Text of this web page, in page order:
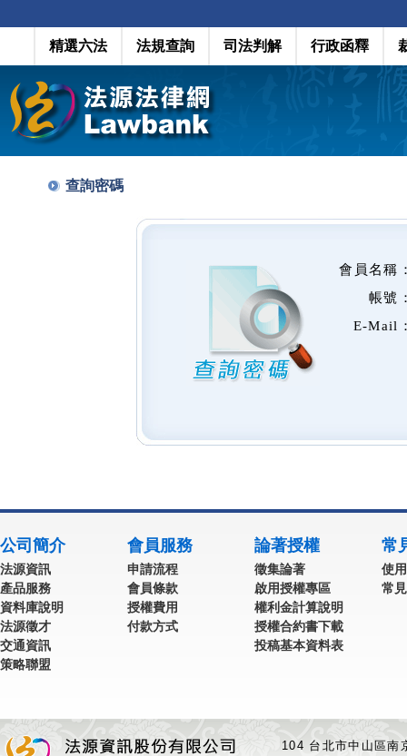
精選六法 法規查詢 司法判解 行政函釋
查詢密碼
會員名稱
帳號
E-Mail
公司簡介
法源資訊
產品服務
資料庫說明
法源徵才
交通資訊
策略聯盟
會員服務
申請流程
會員條款
授權費用
付款方式
論著授權
徵集論著
啟用授權專區
權利金計算說明
授權合約書下載
投稿基本資料表
常
使
常
104 台北市中山區